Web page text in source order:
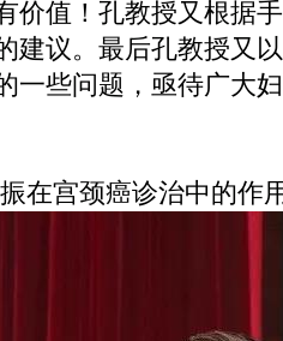
价值！孔教授又根据
建议。最后孔教授又
一些问题，亟待广大
在宫颈癌诊治中的作